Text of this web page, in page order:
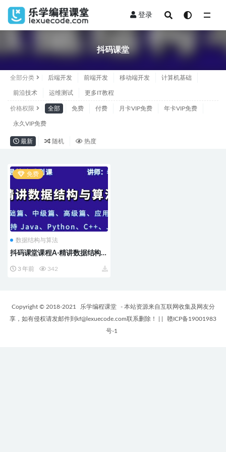
登录
抖码课堂
全部分类 后端开发 前端开发 移动端开发 计算机基础
前沿技术 运维测试 更多IT教程
价格权限 全部 免费 付费 月卡VIP免费 年卡VIP免费
永久VIP免费
最新 随机 热度
免费
数据结构与算法
抖码课堂课程A-精讲数据结构与
3 年前 342
Copyright © 2018-2021 乐学编程课堂
- 本站资源来自互联网收集及网友分
享，如有侵权请发邮件到kf@lexuecode.com联系删除！
赣ICP备19001983
号-1